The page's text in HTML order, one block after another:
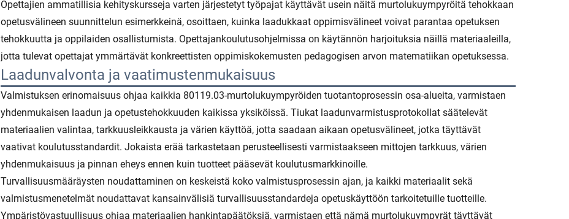
Opettajien ammatillisia kehityskursseja varten järjestetyt työpajat käyttävät usein näitä murtolukuympyröitä tehokkaan
opetusvälineen suunnittelun esimerkkeinä, osoittaen, kuinka laadukkaat oppimisvälineet voivat parantaa opetuksen
tehokkuutta ja oppilaiden osallistumista. Opettajankoulutusohjelmissa on käytännön harjoituksia näillä materiaaleilla,
jotta tulevat opettajat ymmärtävät konkreettisten oppimiskokemusten pedagogisen arvon matematiikan opetuksessa.
Laadunvalvonta ja vaatimustenmukaisuus
Valmistuksen erinomaisuus ohjaa kaikkia 80119.03-murtolukuympyröiden tuotantoprosessin osa-alueita, varmistaen
yhdenmukaisen laadun ja opetustehokkuuden kaikissa yksiköissä. Tiukat laadunvarmistusprotokollat säätelevät
materiaalien valintaa, tarkkuusleikkausta ja värien käyttöä, jotta saadaan aikaan opetusvälineet, jotka täyttävät
vaativat koulutusstandardit. Jokaista erää tarkastetaan perusteellisesti varmistaakseen mittojen tarkkuus, värien
yhdenmukaisuus ja pinnan eheys ennen kuin tuotteet pääsevät koulutusmarkkinoille.
Turvallisuusmääräysten noudattaminen on keskeistä koko valmistusprosessin ajan, ja kaikki materiaalit sekä
valmistusmenetelmät noudattavat kansainvälisiä turvallisuusstandardeja opetuskäyttöön tarkoitetuille tuotteille.
Ympäristövastuullisuus ohjaa materiaalien hankintapäätöksiä, varmistaen että nämä murtolukuympyrät täyttävät